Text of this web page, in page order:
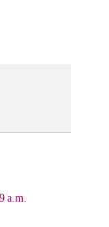
a.m.